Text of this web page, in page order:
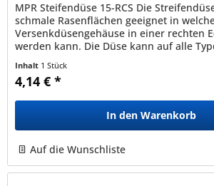
MPR Steifendüse 15-RCS Die
schmale Rasenflächen geeignet in
Versenkdüsengehäuse in einer rechten
werden kann. Die Düse kann auf alle
Inhalt 1 Stück
4,14 € *
In den Warenkorb
Auf die Wunschliste